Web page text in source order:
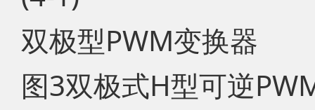
双极型PWM变换器
图3双极式H型可逆